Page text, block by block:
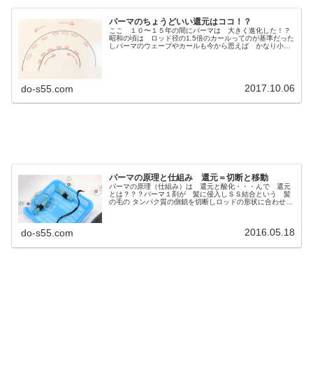
パーマのちょうどいい還元はココ！？
ここ １０〜１５年の間にパーマは 大きく進化した！？
昭和の頃は ロッド径の1.5倍のカールってのが基準だった
しパーマのウェーブやカールも今から思えば かなり小さ
do-s55.com 2017.10.06
パーマの原理と仕組み 還元＝切断と移動
パーマの原理（仕組み）は 還元と酸化・・・んで 還元
とは？？？パーマ１剤が 髪に侵入しＳＳ結合という 髪
の毛の タンパク質の側鎖を切断しロッドの形状に合わせた
do-s55.com 2016.05.18